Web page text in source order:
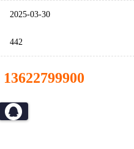
2025-03-30
442
13622799900